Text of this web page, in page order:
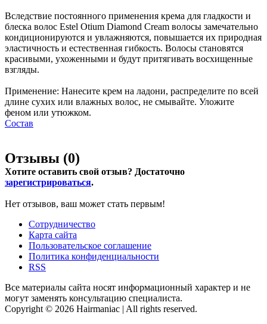
Вследствие постоянного применения крема для гладкости и
блеска волос Estel Otium Diamond Cream волосы замечательно
кондиционируются и увлажняются, повышается их природная
эластичность и естественная гибкость. Волосы становятся
красивыми, ухоженными и будут притягивать восхищенные
взгляды.
Применение: Нанесите крем на ладони, распределите по всей
длине сухих или влажных волос, не смывайте. Уложите
феном или утюжком.
Состав
Отзывы (0)
Хотите оставить свой отзыв? Достаточно
зарегистрироваться.
Нет отзывов, ваш может стать первым!
Сотрудничество
Карта сайта
Пользовательское соглашение
Политика конфиденциальности
RSS
Все материалы сайта носят информационный характер и не
могут заменять консультацию специалиста.
Copyright © 2026 Hairmaniac | All rights reserved.